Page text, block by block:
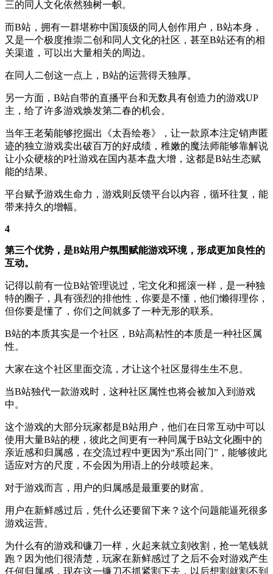
三的同人文化依然独树一帜。
而B站，拥有一群堪称中国顶级的同人创作用户，B站本身，
又是一个极度推崇二创和同人文化的社区，甚至B站还有的相
关渠道，可以出大量相关的周边。
在同人二创这一点上，B站的运营得天独厚。
另一方面，B站自带的直播平台和无数具有创造力的游戏UP
主，给了许多游戏焕发第二春的机会。
当年王老菊能够挖掘出《太吾绘卷》，让一款原本注定销声匿
迹的独立游戏卖出破百万的好成绩，稚嫩的魔法师能够靠解说
让小众硬核的P社游戏在国内基本盘大增，这都是B站生态赋
能的结果。
平台赋予游戏生命力，游戏则反馈平台以内容，循环往复，能
带来持久的增幅。
4
第三个优势，是B站用户氛围赋能游戏环境，形成更加良性的
互动。
记得以前有一位B站管理说过，宅文化和摇滚一样，是一种独
特的圈子，具有强烈的排他性，你要是不懂，他们懒得理你，
但你要是懂了，你们之间就多了一种无形的联系。
B站的本质其实是一个社区，B站高粘性的本质是一种社区属
性。
大家在这个社区里面交流，才让这个社区显得生生不息。
当B站独代一款游戏时，这种社区属性也将会被加入到游戏
中。
这个游戏的大部分玩家都是B站用户，他们在日常互动中可以
使用大量B站的梗，彼此之间更有一种同属于B站文化圈中的
亲近感和归属感，在交流过程中更因为“系出同门”，能够彼此
适应对方的尺度，不会因为用语上的分歧喷起来。
对于游戏而言，用户的归属感是最重要的财富。
用户在新鲜感过后，凭什么还要留下来？这个问题能逼死很多
游戏运营。
为什么有的游戏和镰刀一样，火起来就立刻收割，抢一笔钱就
跑？因为他们很清楚，玩家在新鲜感过了之后不会对游戏产生
任何归属感，现在这一镰刀不抓紧割下去，以后想割就割不到